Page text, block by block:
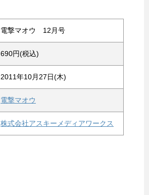
電撃マオウ 12月号
690円(税込)
2011年10月27日(木)
電撃マオウ
株式会社アスキーメディアワークス